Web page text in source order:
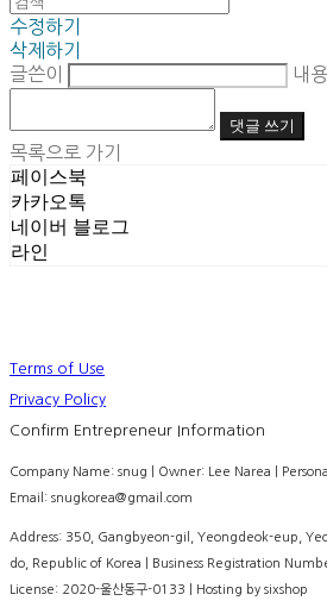
수정하기
삭제하기
글쓴이
내용
댓글 쓰기
목록으로 가기
페이스북
카카오톡
네이버 블로그
라인
Terms of Use
Privacy Policy
Confirm Entrepreneur Information
Company Name: snug | Owner: Lee Narea |
Email: snugkorea@gmail.com
Address: 350, Gangbyeon-gil, Yeongdeok-eup,
do, Republic of Korea | Business Registration
License: 2020-울산동구-0133 | Hosting by sixshop